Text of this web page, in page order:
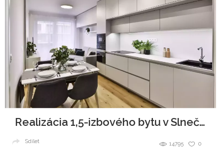
Realizácia 1,5-izbového bytu v Slnečniciach
0
14795
Sdílet